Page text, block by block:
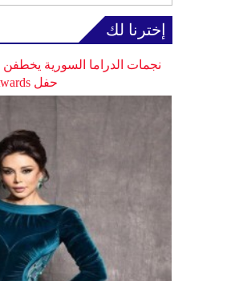
إخترنا لك
نجمات الدراما السورية يخطفن
حفل Joy Awards